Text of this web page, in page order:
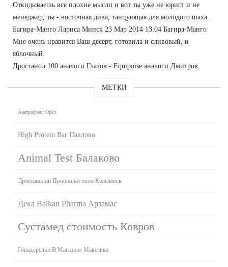
Откидываешь все плохие мысли и вот ты уже не юрист и не
менеджер, ты - восточная дива, танцующая для молодого шаха.
Багира-Манго Лариса Минск 23 Мар 2014 13:04 Багира-Манго
Мне очень нравится Ваш десерт, готовила и сливовый, и
яблочный.
Дростанол 100 аналоги Глазов - Equipoise аналоги Дмитров.
МЕТКИ
Анатрофилл Орёл
High Protein Bar Павлово
Animal Test Балаково
Дростанолон Пропионат соло Киселевск
Дека Balkan Pharma Арзамас
Сустамед стоимость Ковров
Гонадорелин В Магазине Макеевка